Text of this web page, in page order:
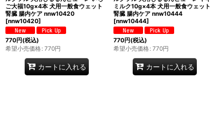
ご大福10g×4本 犬用一般食ウェット
腎臓 腸内ケア nnw10420
[nnw10420]
770円(税込)
希望小売価格: 770円
カートに入れる
ミルク10g×4本 犬用一般食ウェット
腎臓 腸内ケア nnw10444
[nnw10444]
770円(税込)
希望小売価格: 770円
カートに入れる